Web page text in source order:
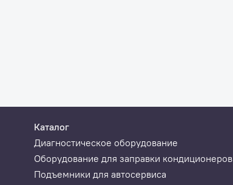
Каталог
Диагностическое оборудование
Оборудование для заправки кондиционеров
Подъемники для автосервиса